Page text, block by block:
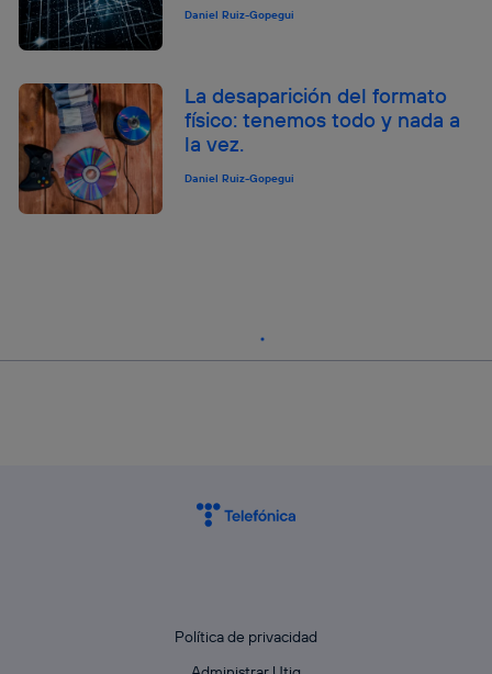
Daniel Ruiz-Gopegui
La desaparición del formato
físico: tenemos todo y nada a
la vez.
Daniel Ruiz-Gopegui
Política de privacidad